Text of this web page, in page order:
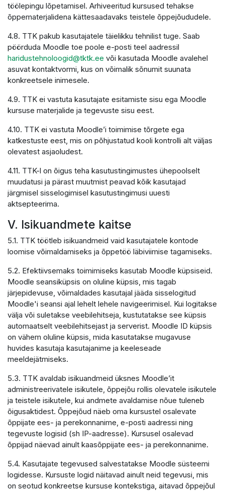
töölepingu lõpetamisel. Arhiveeritud kursused tehakse
õppematerjalidena kättesaadavaks teistele õppejõududele.
4.8. TTK pakub kasutajatele täielikku tehnilist tuge. Saab
pöörduda Moodle toe poole e-posti teel aadressil
haridustehnoloogid@tktk.ee või kasutada Moodle avalehel
asuvat kontaktvormi, kus on võimalik sõnumit suunata
konkreetsele inimesele.
4.9. TTK ei vastuta kasutajate esitamiste sisu ega Moodle
kursuse materjalide ja tegevuste sisu eest.
4.10. TTK ei vastuta Moodle’i toimimise tõrgete ega
katkestuste eest, mis on põhjustatud kooli kontrolli alt väljas
olevatest asjaoludest.
4.11. TTK-l on õigus teha kasutustingimustes ühepoolselt
muudatusi ja pärast muutmist peavad kõik kasutajad
järgmisel sisselogimisel kasutustingimusi uuesti
aktsepteerima.
V. Isikuandmete kaitse
5.1. TTK töötleb isikuandmeid vaid kasutajatele kontode
loomise võimaldamiseks ja õppetöö läbiviimise tagamiseks.
5.2. Efektiivsemaks toimimiseks kasutab Moodle küpsiseid.
Moodle seansiküpsis on oluline küpsis, mis tagab
järjepidevuse, võimaldades kasutajal jääda sisselogitud
Moodle'i seansi ajal lehelt lehele navigeerimisel. Kui logitakse
välja või suletakse veebilehitseja, kustutatakse see küpsis
automaatselt veebilehitsejast ja serverist. Moodle ID küpsis
on vähem oluline küpsis, mida kasutatakse mugavuse
huvides kasutaja kasutajanime ja keeleseade
meeldejätmiseks.
5.3. TTK avaldab isikuandmeid üksnes Moodle’it
administreerivatele isikutele, õppejõu rollis olevatele isikutele
ja teistele isikutele, kui andmete avaldamise nõue tuleneb
õigusaktidest. Õppejõud näeb oma kursustel osalevate
õppijate ees- ja perekonnanime, e-posti aadressi ning
tegevuste logisid (sh IP-aadresse). Kursusel osalevad
õppijad näevad ainult kaasõppijate ees- ja perekonnanime.
5.4. Kasutajate tegevused salvestatakse Moodle süsteemi
logidesse. Kursuste logid näitavad ainult neid tegevusi, mis
on seotud konkreetse kursuse kontekstiga, aitavad õppejõul